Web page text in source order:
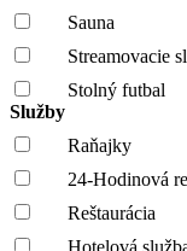
Sauna
Streamovacie
Stolný futbal
Služby
Raňajky
24-Hodinová
Reštaurácia
Hotelová